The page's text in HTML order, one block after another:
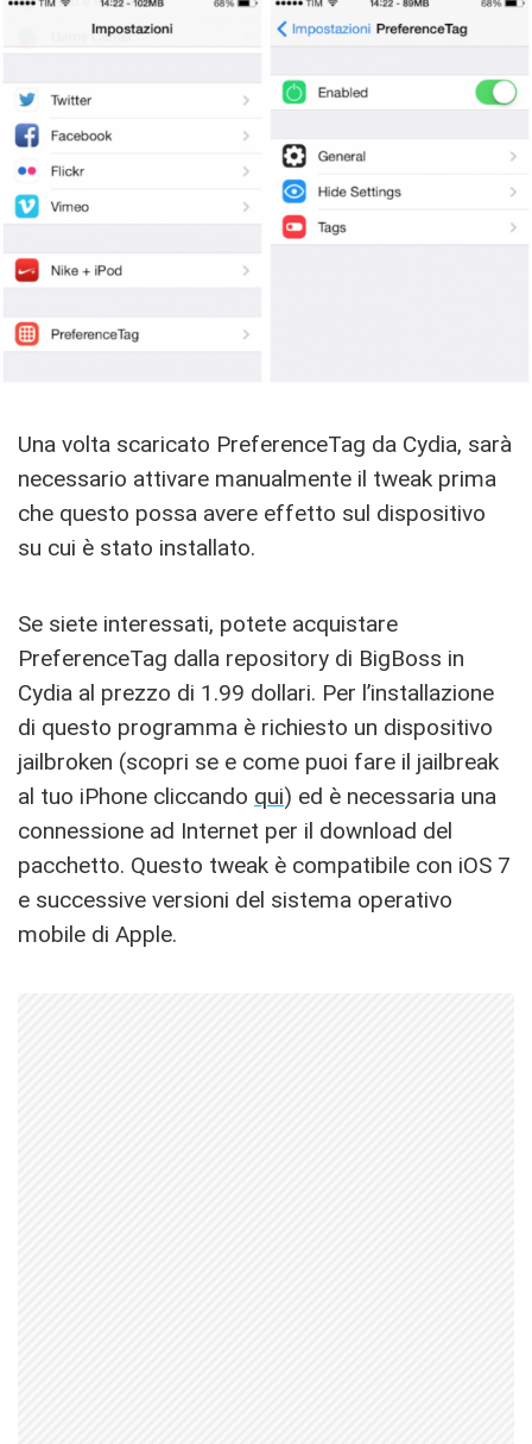
Una volta scaricato PreferenceTag da Cydia, sarà
necessario attivare manualmente il tweak prima
che questo possa avere effetto sul dispositivo
su cui è stato installato.
Se siete interessati, potete acquistare
PreferenceTag dalla repository di BigBoss in
Cydia al prezzo di 1.99 dollari. Per l’installazione
di questo programma è richiesto un dispositivo
jailbroken (scopri se e come puoi fare il jailbreak
al tuo iPhone cliccando qui) ed è necessaria una
connessione ad Internet per il download del
pacchetto. Questo tweak è compatibile con iOS 7
e successive versioni del sistema operativo
mobile di Apple.